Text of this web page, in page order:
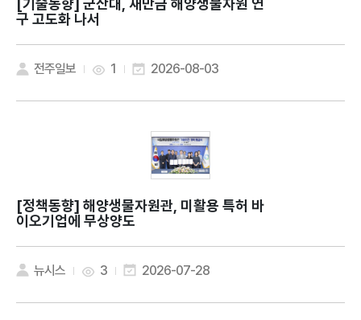
[기술동향]
구 고도화 나서
전주일보 1 2026-08-03
[정책동향]
이오기업에 무상양도
뉴시스 3 2026-07-28